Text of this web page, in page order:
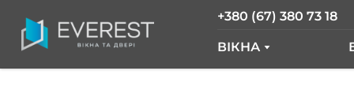
+380 (67) 380 73 18
ВІКНА